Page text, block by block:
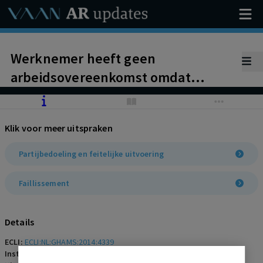
Werknemer heeft geen
arbeidsovereenkomst omdat
gefailleerde ‘werkgever’ geen loon
onderneming niet rendabel was.
Ontbreken loonverplichting leidt
arbeidsovereenkomst.
Klik voor meer uitspraken
Partijbedoeling en feitelijke uitvoering
Faillissement
Details
ECLI: ECLI:NL:GHAMS:2014:4339
Instantie: